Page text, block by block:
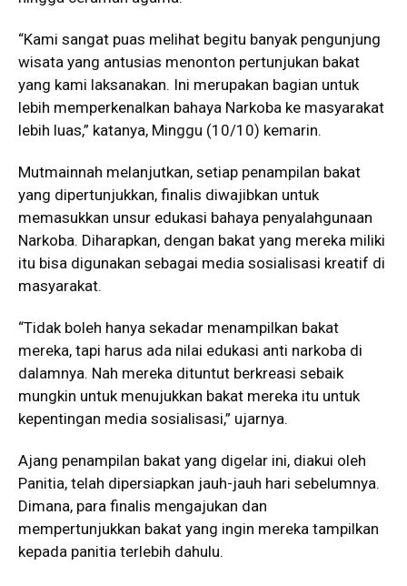
“Kami sangat puas melihat begitu banyak pengunjung
wisata yang antusias menonton pertunjukan bakat
yang kami laksanakan. Ini merupakan bagian untuk
lebih memperkenalkan bahaya Narkoba ke masyarakat
lebih luas,” katanya, Minggu (10/10) kemarin.
Mutmainnah melanjutkan, setiap penampilan bakat
yang dipertunjukkan, finalis diwajibkan untuk
memasukkan unsur edukasi bahaya penyalahgunaan
Narkoba. Diharapkan, dengan bakat yang mereka miliki
itu bisa digunakan sebagai media sosialisasi kreatif di
masyarakat.
“Tidak boleh hanya sekadar menampilkan bakat
mereka, tapi harus ada nilai edukasi anti narkoba di
dalamnya. Nah mereka dituntut berkreasi sebaik
mungkin untuk menujukkan bakat mereka itu untuk
kepentingan media sosialisasi,” ujarnya.
Ajang penampilan bakat yang digelar ini, diakui oleh
Panitia, telah dipersiapkan jauh-jauh hari sebelumnya.
Dimana, para finalis mengajukan dan
mempertunjukkan bakat yang ingin mereka tampilkan
kepada panitia terlebih dahulu.